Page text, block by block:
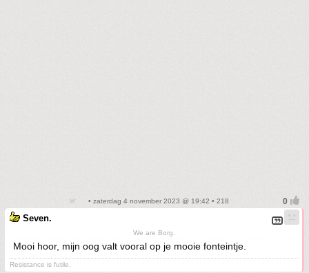
• zaterdag 4 november 2023 @ 19:42 • 218
Seven.
We are Borg.
Mooi hoor, mijn oog valt vooral op je mooie fonteintje.
Resistance is futile.